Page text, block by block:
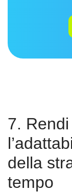
7.
della
tempo